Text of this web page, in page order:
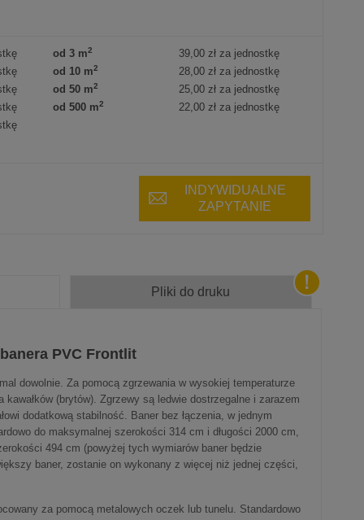
od 3 m2 39,00 złza jednostkę
od 10 m2 28,00 złza jednostkę
od 50 m2 25,00 złza jednostkę
od 500 m2 22,00 złza jednostkę
INDYWIDUALNE
ZAPYTANIE
PVC Frontlit
dowolnie. Za pomocą zgrzewania w wysokiej temperaturze
kawałków (brytów). Zgrzewy są ledwie dostrzegalne i zarazem
dodatkową stabilność. Baner bez łączenia, w jednym
do maksymalnej szerokości 314 cm i długości 2000 cm,
494 cm (powyżej tych wymiarów baner będzie
baner, zostanie on wykonany z więcej niż jednej części,
za pomocą metalowych oczek lub tunelu. Standardowo
Pliki do druku